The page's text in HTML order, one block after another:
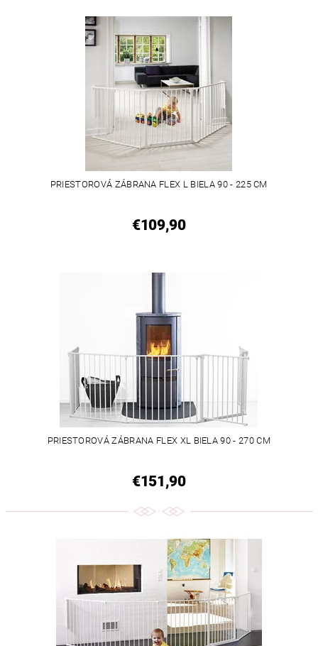
PRIESTOROVÁ ZÁBRANA FLEX L BIELA 90 - 225 CM
€109,90
PRIESTOROVÁ ZÁBRANA FLEX XL BIELA 90 - 270 CM
€151,90